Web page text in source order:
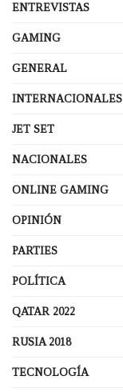
ENTREVISTAS
GAMING
GENERAL
INTERNACIONALES
JET SET
NACIONALES
ONLINE GAMING
OPINIÓN
PARTIES
POLÍTICA
QATAR 2022
RUSIA 2018
TECNOLOGÍA